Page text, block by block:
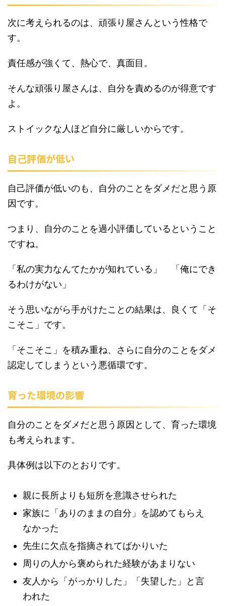
次に考えられるのは、頑張り屋さんという性格で
す。
責任感が強くて、熱心で、真面目。
そんな頑張り屋さんは、自分を責めるのが得意です
よ。
ストイックな人ほど自分に厳しいからです。
自己評価が低い
自己評価が低いのも、自分のことをダメだと思う原
因です。
つまり、自分のことを過小評価しているということ
ですね。
「私の実力なんてたかが知れている」 「俺にでき
るわけがない」
そう思いながら手がけたことの結果は、良くて「そ
こそこ」です。
「そこそこ」を積み重ね、さらに自分のことをダメ
認定してしまうという悪循環です。
育った環境の影響
自分のことをダメだと思う原因として、育った環境
も考えられます。
具体例は以下のとおりです。
親に長所よりも短所を意識させられた
家族に「ありのままの自分」を認めてもらえ
なかった
先生に欠点を指摘されてばかりいた
周りの人から褒められた経験があまりない
友人から「がっかりした」「失望した」と言
われた